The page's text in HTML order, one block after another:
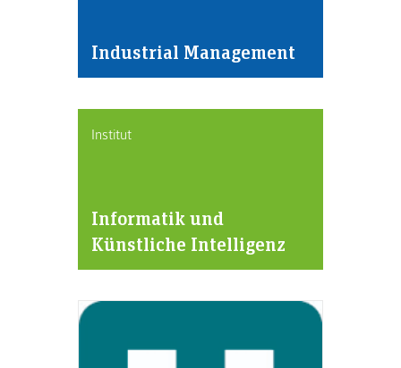
Industrial Management
Institut
Informatik und
Künstliche Intelligenz